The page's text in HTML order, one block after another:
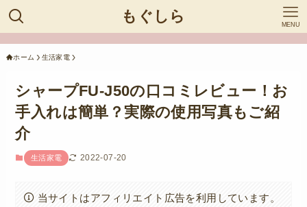
もぐしら MENU
ホーム 生活家電
シャープFU-J50の口コミレビュー！お
手入れは簡単？実際の使用写真もご紹
介
生活家電 2022-07-20
当サイトはアフィリエイト広告を利用しています。